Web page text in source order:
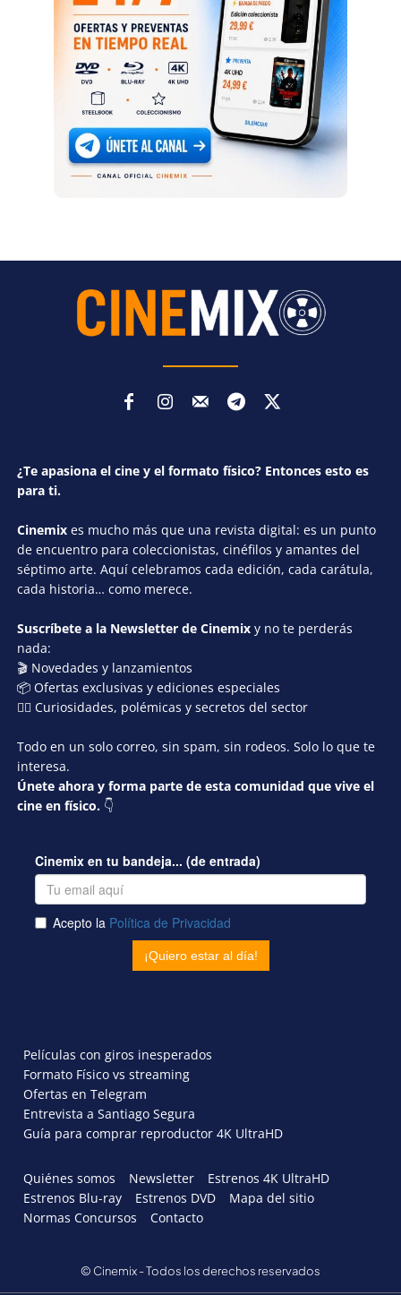
¿Te apasiona el cine y el formato físico? Entonces esto es
para ti.
Cinemix es mucho más que una revista digital: es un punto
de encuentro para coleccionistas, cinéfilos y amantes del
séptimo arte. Aquí celebramos cada edición, cada carátula,
cada historia… como merece.
Suscríbete a la Newsletter de Cinemix y no te perderás
nada:
🎬 Novedades y lanzamientos
📦 Ofertas exclusivas y ediciones especiales
🕵️‍♂️ Curiosidades, polémicas y secretos del sector
Todo en un solo correo, sin spam, sin rodeos. Solo lo que te
interesa.
Únete ahora y forma parte de esta comunidad que vive el
cine en físico. 👇
Películas con giros inesperados
Formato Físico vs streaming
Ofertas en Telegram
Entrevista a Santiago Segura
Guía para comprar reproductor 4K UltraHD
Quiénes somos Newsletter
Estrenos 4K UltraHD
Estrenos Blu-ray
Estrenos DVD
Mapa del sitio
Normas Concursos
Contacto
© Cinemix - Todos los derechos reservados